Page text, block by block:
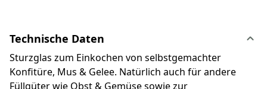
Technische Daten
Sturzglas zum Einkochen von selbstgemachter
Konfitüre, Mus & Gelee. Natürlich auch für andere
Füllgüter wie Obst & Gemüse sowie zur